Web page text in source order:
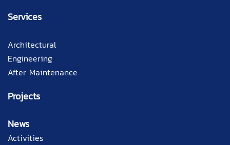
Services
Architectural
Engineering
After Maintenance
Projects
News
Activities